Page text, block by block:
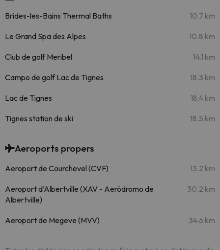
Brides-les-Bains Thermal Baths 10.7 km
Le Grand Spa des Alpes 10.8 km
Club de golf Meribel 14.1 km
Campo de golf Lac de Tignes 18.3 km
Lac de Tignes 18.4 km
Tignes station de ski 18.5 km
Aeroports propers
Aeroport de Courchevel (CVF) 13.2 km
Aeroport d’Albertville (XAV - Aeródromo de
Albertville)
30.2 km
Aeroport de Megeve (MVV) 34.6 km